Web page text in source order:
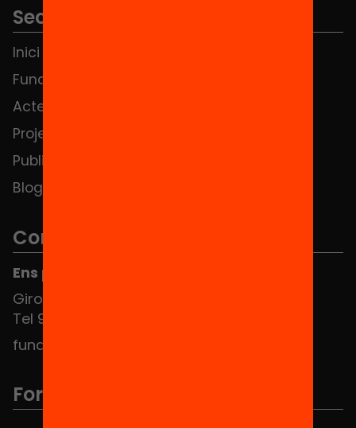
Seccions
Inici
Fundació
Actes
Projectes
Publicacions i vídeos
Blog
Contacte
Ens pots trobar al Hub Social
Girona 34, interior 08010 Barcelona
Tel 934 588 700
fundacio@equitat.org
Formem part de...